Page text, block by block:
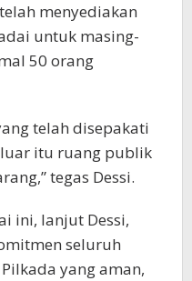
menyediakan
untuk masing-
50 orang
telah disepakati
itu ruang publik
tegas Dessi.
ini, lanjut Dessi,
seluruh
yang aman,